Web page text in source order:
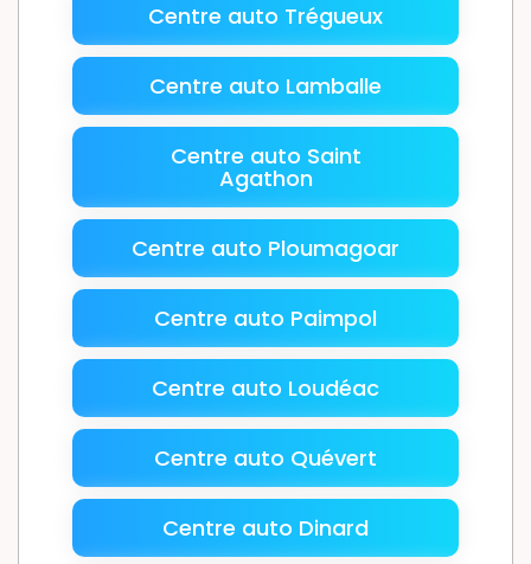
Centre auto Trégueux
Centre auto Lamballe
Centre auto Saint
Agathon
Centre auto Ploumagoar
Centre auto Paimpol
Centre auto Loudéac
Centre auto Quévert
Centre auto Dinard